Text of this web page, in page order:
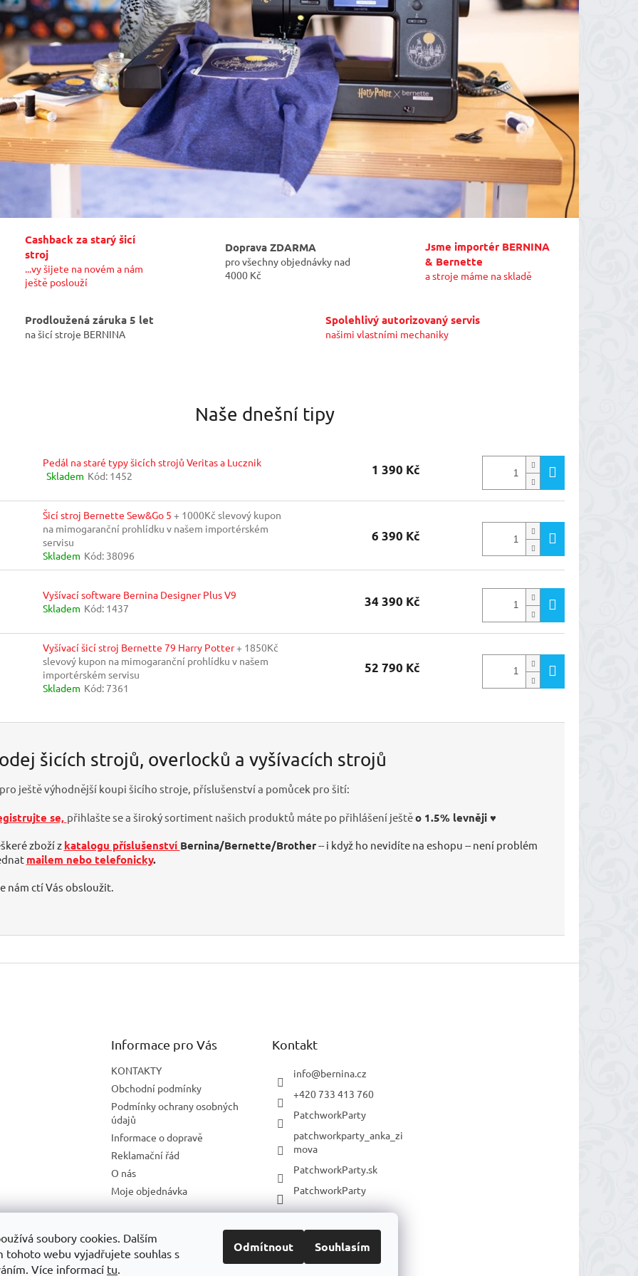
soubory cookies. Dalším
tohoto webu vyjadřujete souhlas s
Více informací tu.
Odmítnout Souhlasím
Cashback za starý šicí
stroj
...vy šijete na novém a nám
ještě poslouží
Doprava ZDARMA
pro všechny objednávky nad
4000 Kč
Jsme importér BERNINA
& Bernette
a stroje máme na skladě
Prodloužená záruka 5 let
na šicí stroje BERNINA
Spolehlivý autorizovaný servis
našimi vlastními mechaniky
Naše dnešní tipy
Pedál na staré typy šicích strojů Veritas a Lucznik
Skladem Kód: 1452 1 390 Kč
Šicí stroj Bernette Sew&Go 5 + 1000Kč slevový kupon
na mimogaranční prohlídku v našem importérském
servisu
Skladem Kód: 38096
6 390 Kč
Vyšívací software Bernina Designer Plus V9
Skladem Kód: 1437 34 390 Kč
Vyšívací šicí stroj Bernette 79 Harry Potter+ 1850Kč
slevový kupon na mimogaranční prohlídku v našem
importérském servisu
Skladem Kód: 7361
52 790 Kč
šicích strojů, overlocků a vyšívacích strojů
pro ještě výhodnější koupi šicího stroje, příslušenství a pomůcek pro šití:
se, přihlašte se a široký sortiment našich produktů máte po přihlášení ještěo 1.5% levněji ♥
zboží z katalogu příslušenství Bernina/Bernette/Brother-- i když ho nevidíte na eshopu -- není problém
mailem nebo telefonicky.
nám ctí Vás obsloužit.
Informace pro Vás
KONTAKTY
Obchodní podmínky
Podmínky ochrany osobných
údajů
Informace o dopravě
Reklamační řád
O nás
Moje objednávka
Kontakt
info@bernina.cz
+420 733 413 760
PatchworkParty
patchworkparty_anka_zi
mova
PatchworkParty.sk
PatchworkParty
Patchworkparty.sk Bernina.com Bernette.com